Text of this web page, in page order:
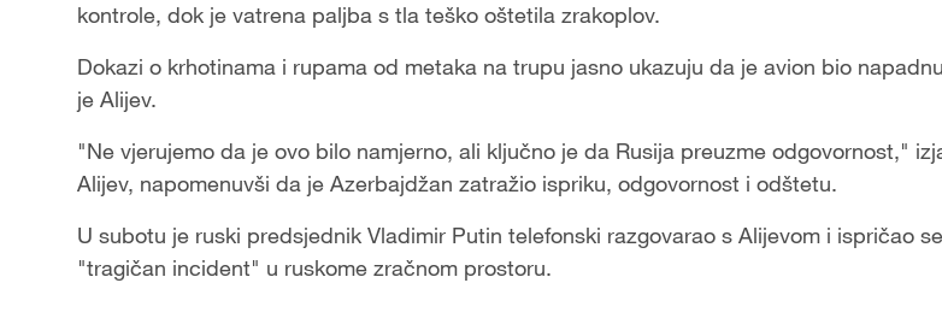
kontrole, dok je vatrena paljba s tla teško oštetila zrakoplov.
Dokazi o krhotinama i rupama od metaka na trupu jasno ukazuju da je avion bio
je Alijev.
"Ne vjerujemo da je ovo bilo namjerno, ali ključno je da Rusija preuzme odgovornost,"
Alijev, napomenuvši da je Azerbajdžan zatražio ispriku, odgovornost i odštetu.
U subotu je ruski predsjednik Vladimir Putin telefonski razgovarao s Alijevom i ispričao
"tragičan incident" u ruskome zračnom prostoru.